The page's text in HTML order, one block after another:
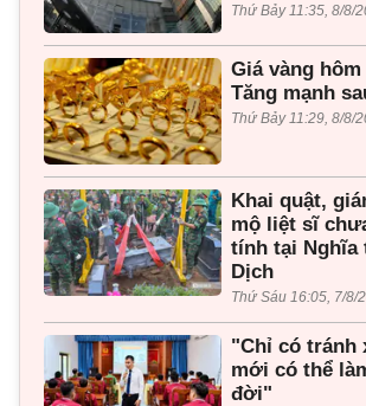
Thứ Bảy 11:35, 8/8/
Giá vàng hôm
Tăng mạnh
Thứ Bảy 11:29, 8/8/
Khai quật,
mộ liệt sĩ
tính tại Nghĩa
Dịch
Thứ Sáu 16:05, 7/8/
"Chỉ có tránh
mới có thể
đời"